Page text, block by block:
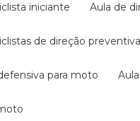
iniciante aula de
de direção preventiva
para moto